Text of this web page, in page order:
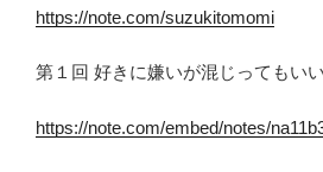
https://note.com/suzukitomomi
第１回 好きに嫌いが混じってもいい
https://note.com/embed/notes/